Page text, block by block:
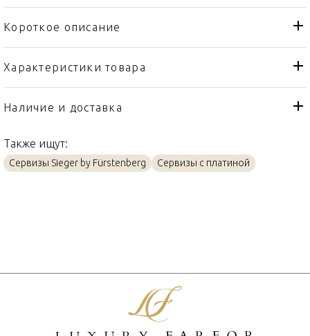
Короткое описание
Характеристики товара
Тип товара
Чайник
Бренд
Страна производителя
Материал
Фарфор, Платин
Наличие и доставка
Также ищут:
Сервизы Sieger by Fürstenberg Сервизы с платиной